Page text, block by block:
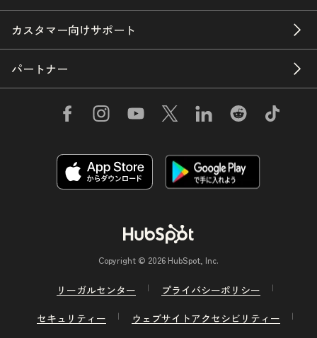
カスタマー向けサポート
パートナー
Copyright © 2026 HubSpot, Inc.
リーガルセンター
プライバシーポリシー
セキュリティー
ウェブサイトアクセシビリティー